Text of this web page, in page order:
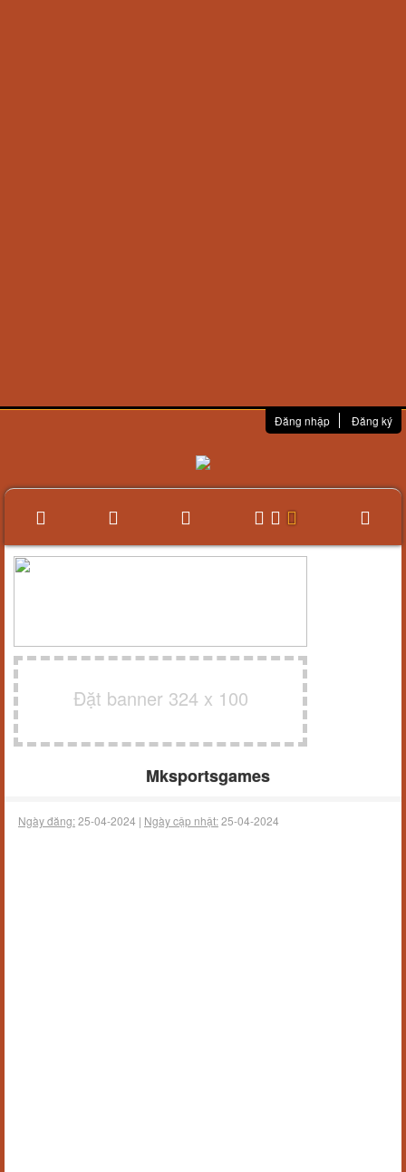
Đăng nhập Đăng ký
Đặt banner 324 x 100
Mksportsgames
Ngày đăng:25-04-2024 | Ngày cập nhật:25-04-2024